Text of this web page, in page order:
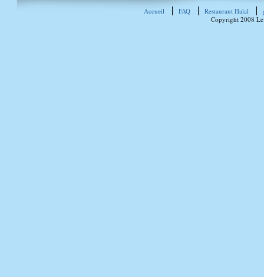
Accueil FAQ Restaurant Halal
Copyright 2008